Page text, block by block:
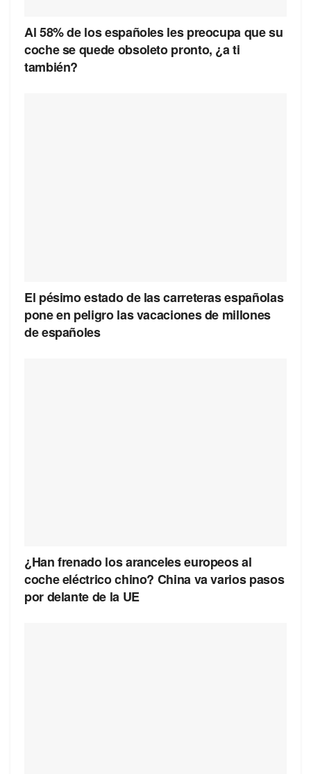
Al 58% de los españoles les preocupa que su
coche se quede obsoleto pronto, ¿a ti
también?
El pésimo estado de las carreteras españolas
pone en peligro las vacaciones de millones
de españoles
¿Han frenado los aranceles europeos al
coche eléctrico chino? China va varios pasos
por delante de la UE